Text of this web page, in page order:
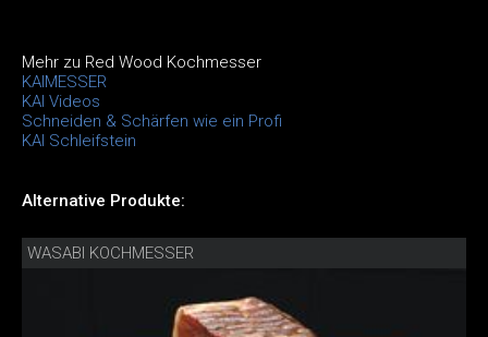
Mehr zu Red Wood Kochmesser
KAIMESSER
KAI Videos
Schneiden & Schärfen wie ein Profi
KAI Schleifstein
Alternative Produkte:
WASABI KOCHMESSER